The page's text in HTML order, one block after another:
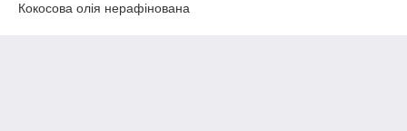
Кокосова олія нерафінована